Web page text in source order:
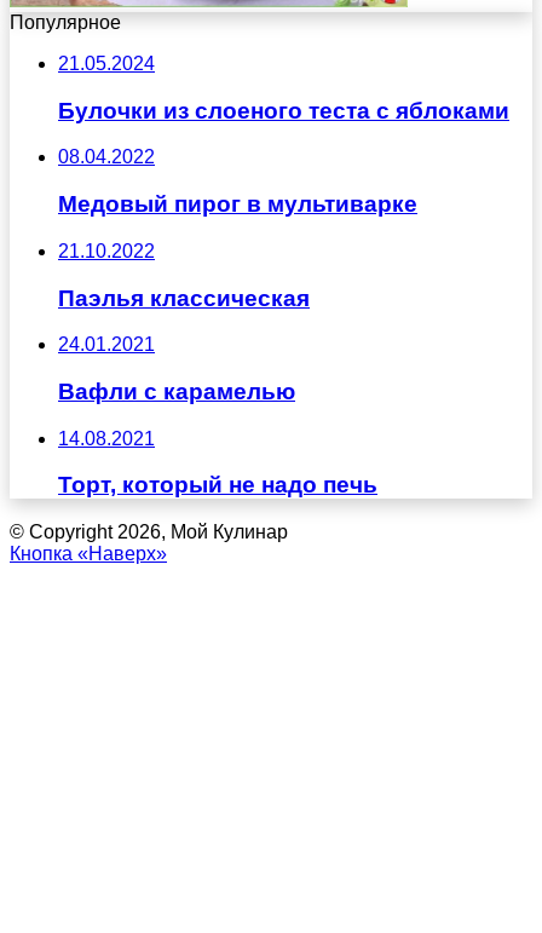
Популярное
21.05.2024
Булочки из слоеного теста с яблоками
08.04.2022
Медовый пирог в мультиварке
21.10.2022
Паэлья классическая
24.01.2021
Вафли с карамелью
14.08.2021
Торт, который не надо печь
© Copyright 2026, Мой Кулинар
Кнопка «Наверх»